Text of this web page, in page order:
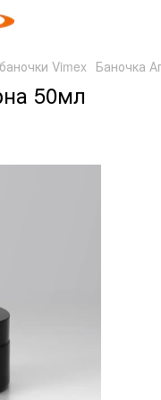
Vimex Баночка
50мл